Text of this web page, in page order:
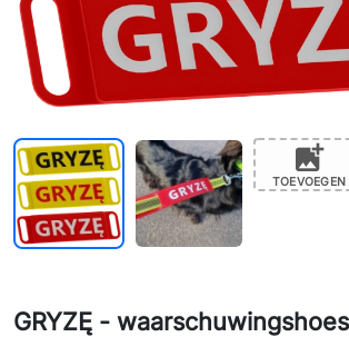
add_photo_alternate
TOEVOEGEN
GRYZĘ -